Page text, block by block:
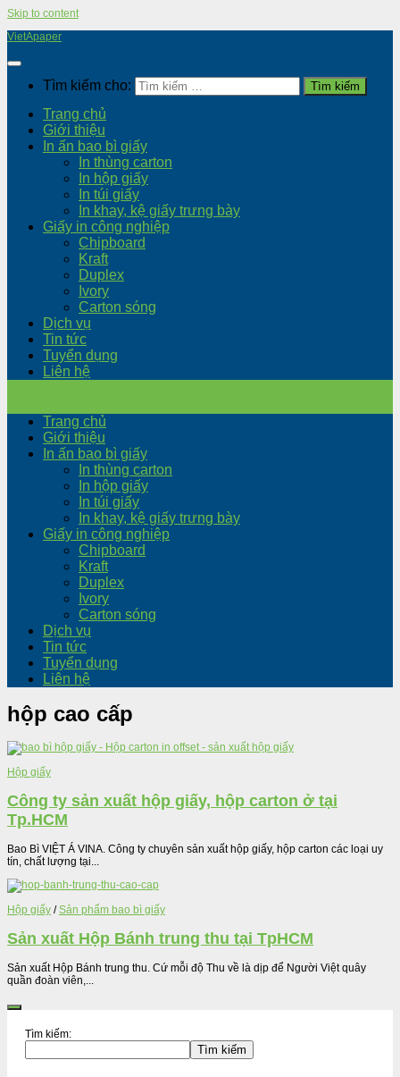
Skip to content
VietApaper
Tìm kiếm cho:
Trang chủ
Giới thiệu
In ấn bao bì giấy
In thùng carton
In hộp giấy
In túi giấy
In khay, kệ giấy trưng bày
Giấy in công nghiệp
Chipboard
Kraft
Duplex
Ivory
Carton sóng
Dịch vụ
Tin tức
Tuyển dụng
Liên hệ
Trang chủ
Giới thiệu
In ấn bao bì giấy
In thùng carton
In hộp giấy
In túi giấy
In khay, kệ giấy trưng bày
Giấy in công nghiệp
Chipboard
Kraft
Duplex
Ivory
Carton sóng
Dịch vụ
Tin tức
Tuyển dụng
Liên hệ
hộp cao cấp
Hộp giấy
Công ty sản xuất hộp giấy, hộp carton ở tại
Tp.HCM
Bao Bì VIỆT Á VINA. Công ty chuyên sản xuất hộp giấy, hộp carton các loại uy
tín, chất lượng tại...
Hộp giấy /Sản phẩm bao bì giấy
Sản xuất Hộp Bánh trung thu tại TpHCM
Sản xuất Hộp Bánh trung thu. Cứ mỗi độ Thu về là dịp để Người Việt quây
quần đoàn viên,...
Tìm kiếm:
Tìm kiếm